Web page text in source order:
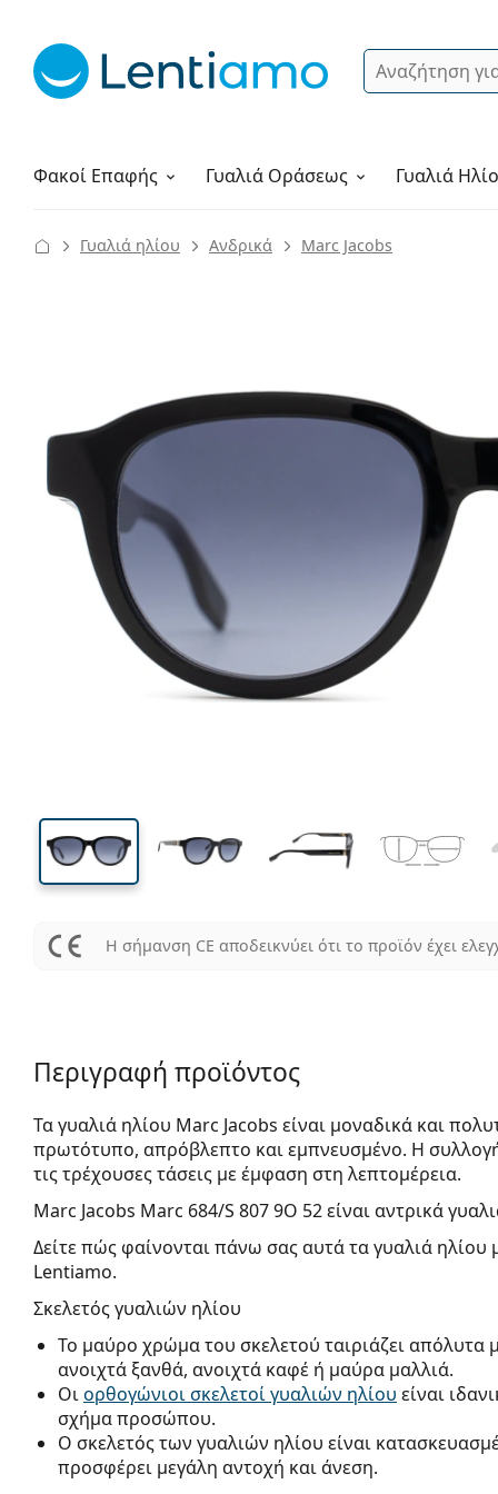
Αναζήτηση
Φακοί Επαφής
Υγρά φακών ΓυαλιάΟράσεως Γυαλιά
Πώς να παραγγείλετε
Γυαλιά ηλίου Ανδρικά Marc Jacobs
42 mm
Ύψος φακού
52 mm
Μήκος φακού
Μήκος
Η σήμανση CE αποδεικνύει ότι το προϊόν έχει
Περιγραφή προϊόντος
Τα γυαλιά ηλίου Marc Jacobs είναι μοναδικά και
πρωτότυπο, απρόβλεπτο και εμπνευσμένο. Η
τις τρέχουσες τάσεις με έμφαση στη λεπτομέρεια.
Marc Jacobs Marc 684/S 807 9O 52είναι αντρικά
Δείτε πώς φαίνονται πάνω σας αυτά τα γυαλιά ηλίου
Lentiamo.
Σκελετός γυαλιών ηλίου
Το μαύρο χρώμα του σκελετού ταιριάζει
ανοιχτά ξανθά, ανοιχτά καφέ ή μαύρα μαλλιά.
Οιορθογώνιοι σκελετοί γυαλιών ηλίου είναι
σχήμα προσώπου.
Ο σκελετός των γυαλιών ηλίου είναι
προσφέρει μεγάλη αντοχή και άνεση.